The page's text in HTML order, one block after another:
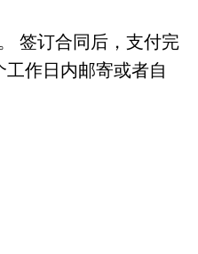
签订合同后，支付完
作日内邮寄或者自